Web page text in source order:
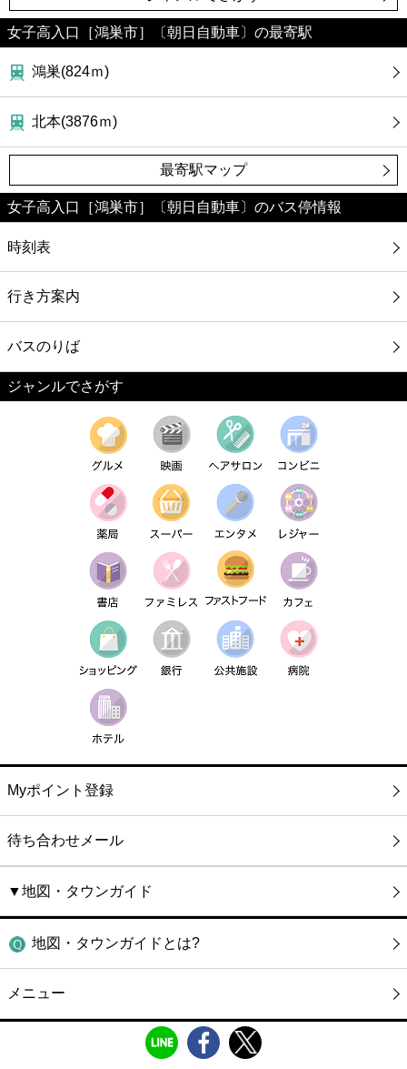
女子高入口［鴻巣市］〔朝日自動車〕の最寄駅
鴻巣(824ｍ)
北本(3876ｍ)
最寄駅マップ
女子高入口［鴻巣市］〔朝日自動車〕のバス停情報
時刻表
行き方案内
バスのりば
ジャンルでさがす
Myポイント登録
待ち合わせメール
▼地図・タウンガイド
地図・タウンガイドとは?
メニュー